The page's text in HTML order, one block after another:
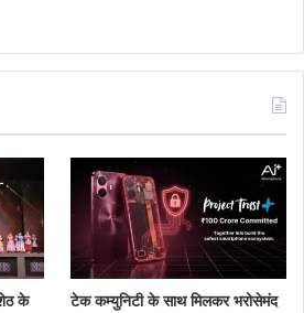
के
टेक कम्युनिटी के साथ मिलकर भरोसेमंद